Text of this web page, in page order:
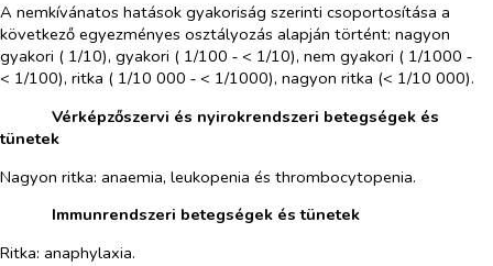
A nemkívánatos hatások gyakoriság szerinti csoportosítása a
következő egyezményes osztályozás alapján történt: nagyon
gyakori ( 1/10), gyakori ( 1/100 ‑ < 1/10), nem gyakori ( 1/1000 ‑
< 1/100), ritka ( 1/10 000 ‑ < 1/1000), nagyon ritka (< 1/10 000).
Vérképzőszervi és nyirokrendszeri betegségek és
tünetek
Nagyon ritka: anaemia, leukopenia és thrombocytopenia.
Immunrendszeri betegségek és tünetek
Ritka: anaphylaxia.